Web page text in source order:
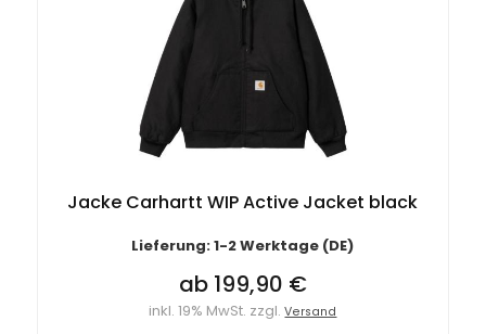
Jacke Carhartt WIP Active Jacket black
Lieferung: 1-2 Werktage (DE)
ab 199,90 €
inkl. 19% MwSt. zzgl.Versand